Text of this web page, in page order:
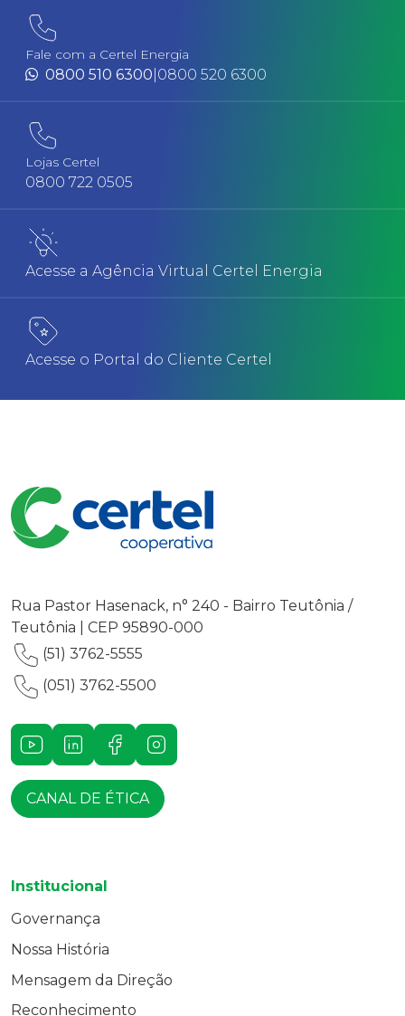
Fale com a Certel Energia
0800 510 6300 0800 520 6300
Lojas Certel
0800 722 0505
Acesse a Agência Virtual Certel Energia
Acesse o Portal do Cliente Certel
Rua Pastor Hasenack, n° 240 - Bairro Teutônia /
Teutônia | CEP 95890-000
(51) 3762-5555
(051) 3762-5500
YoutubeLinkedInFacebookInstagram
CANAL DE ÉTICA
Institucional
Governança
Nossa História
Mensagem da Direção
Reconhecimento